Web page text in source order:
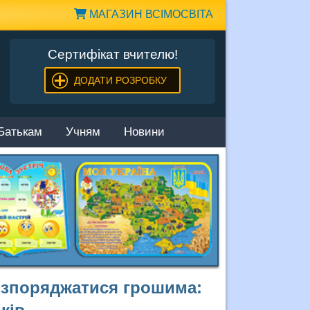
МАГАЗИН ВСІМОСВІТА
Сертифікат вчителю!
ДОДАТИ РОЗРОБКУ
Учням Новини
грошима: